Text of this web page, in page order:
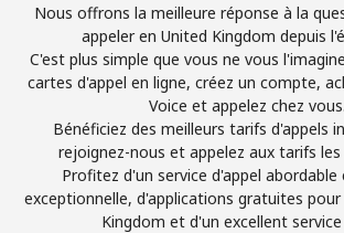
Nous offrons la meilleure réponse à la
appeler en United Kingdom depuis
C'est plus simple que vous ne vous
cartes d'appel en ligne, créez un compte,
Voice et appelez chez vous.
Bénéficiez des meilleurs tarifs d'appels
rejoignez-nous et appelez aux tarifs les
Profitez d'un service d'appel
exceptionnelle, d'applications gratuites pour
Kingdom et d'un excellent